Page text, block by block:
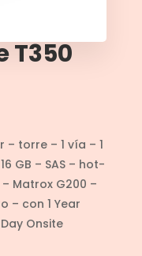
T350
– torre – 1 vía – 1
GB – SAS – hot-
Matrox G200 –
– con 1 Year
Onsite